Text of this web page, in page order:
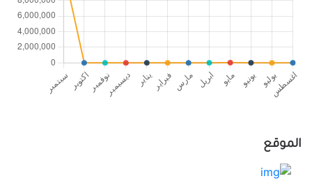
الموقع